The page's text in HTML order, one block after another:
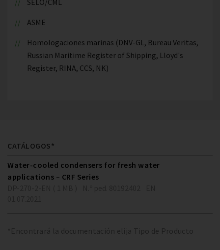
SELO/CML
ASME
Homologaciones marinas (DNV-GL, Bureau Veritas,
Russian Maritime Register of Shipping, Lloyd's
Register, RINA, CCS, NK)
CATÁLOGOS*
Water-cooled condensers for fresh water
applications – CRF Series
*Encontrará la documentación elija Tipo de Producto